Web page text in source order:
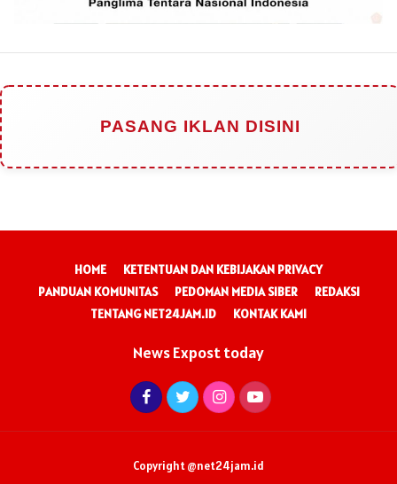
PASANG IKLAN DISINI
HOME
KETENTUAN DAN KEBIJAKAN PRIVACY
PANDUAN KOMUNITAS
PEDOMAN MEDIA SIBER
REDAKSI
TENTANG NET24JAM.ID
KONTAK KAMI
News Expost today
Copyright @net24jam.id